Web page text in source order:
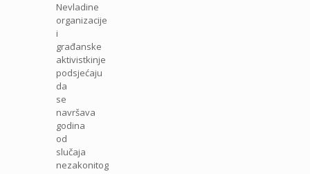
Nevladine
organizacije
i
građanske
aktivistkinje
podsjećaju
da
se
navršava
godina
od
slučaja
nezakonitog